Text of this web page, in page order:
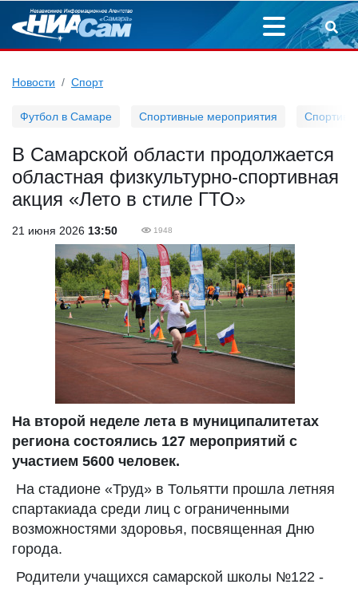
Новости Спорт
Футбол в Самаре Спортивные мероприятия
В Самарской области продолжается
областная физкультурно-спортивная
акция «Лето в стиле ГТО»
21 июня 2026 13:50 1948
На второй неделе лета в муниципалитетах
региона состоялись 127 мероприятий с
участием 5600 человек.
На стадионе «Труд» в Тольятти прошла летняя
спартакиада среди лиц с ограниченными
возможностями здоровья, посвященная Дню
города.
Родители учащихся самарской школы №122 -